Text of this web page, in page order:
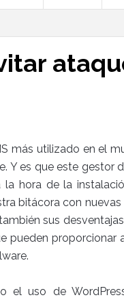
más utilizado en el
Y es que este gestor
hora de la
bitácora con
sus
pueden proporcionar
el uso de